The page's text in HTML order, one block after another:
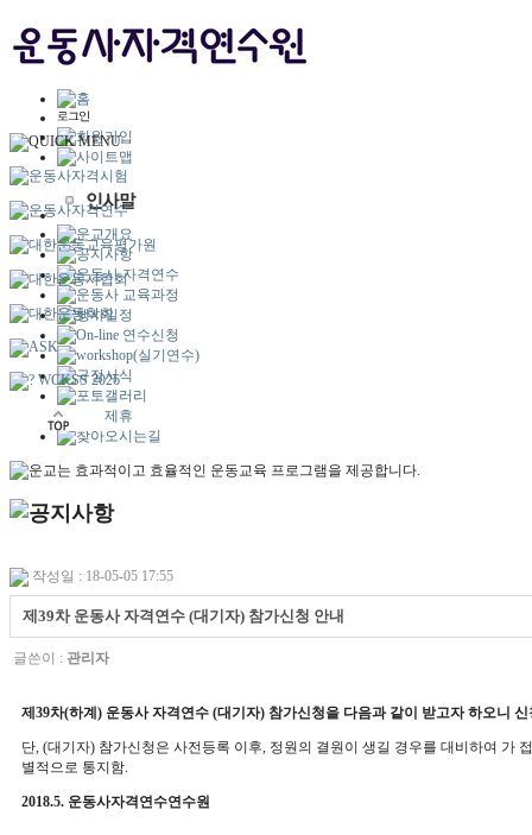
작성일 : 18-05-05 17:55
제39차 운동사 자격연수 (대기자) 참가신청 안내
글쓴이 : 관리자
제 39차(하계) 운동사 자격연수 (대기자) 참가신청을 다음과 같이 받고자 하오니
단, (대기자) 참가신청은 사전등록 이후, 정원의 결원이 생길 경우를 대비하여 가
별적으로 통지함.
2018.5. 운동사자격연수연수원